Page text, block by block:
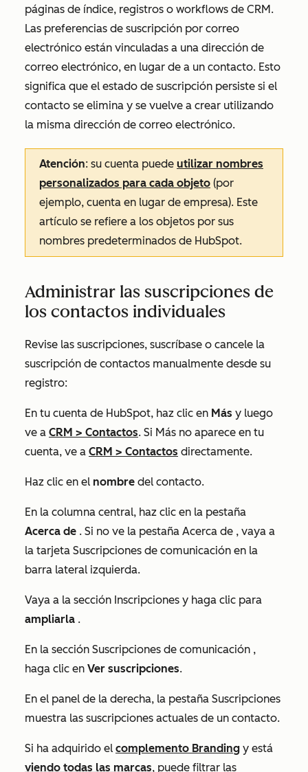
páginas de índice, registros o workflows de CRM.
Las preferencias de suscripción por correo
electrónico están vinculadas a una dirección de
correo electrónico, en lugar de a un contacto. Esto
significa que el estado de suscripción persiste si el
contacto se elimina y se vuelve a crear utilizando
la misma dirección de correo electrónico.
Atención: su cuenta puede utilizar nombres
personalizados para cada objeto (por
ejemplo, cuenta en lugar de empresa). Este
artículo se refiere a los objetos por sus
nombres predeterminados de HubSpot.
Administrar las suscripciones de
los contactos individuales
Revise las suscripciones, suscríbase o cancele la
suscripción de contactos manualmente desde su
registro:
En tu cuenta de HubSpot, haz clic en Más y luego
ve a CRM > Contactos. Si Más no aparece en tu
cuenta, ve a CRM > Contactos directamente.
Haz clic en el nombre del contacto.
En la columna central, haz clic en la pestaña
Acerca de . Si no ve la pestaña Acerca de , vaya a
la tarjeta Suscripciones de comunicación en la
barra lateral izquierda.
Vaya a la sección Inscripciones y haga clic para
ampliarla .
En la sección Suscripciones de comunicación ,
haga clic en Ver suscripciones.
En el panel de la derecha, la pestaña Suscripciones
muestra las suscripciones actuales de un contacto.
Si ha adquirido el complemento Branding y está
viendo todas las marcas, puede filtrar las